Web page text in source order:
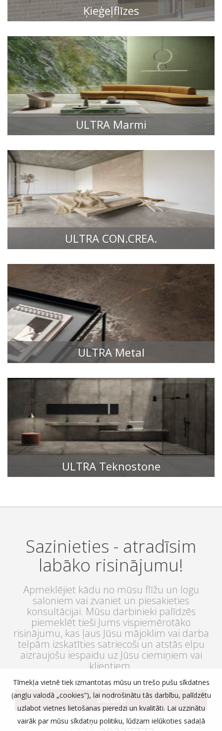
Ķieģeļflīzes
FLĪŽU KOLEKCIJAS
ULTRA Marmi
FLĪŽU KOLEKCIJAS
ULTRA CON.CREA.
FLĪŽU KOLEKCIJAS
ULTRA Metal
FLĪŽU KOLEKCIJAS
ULTRA Teknostone
Sazinieties - atradīsim
labāko risinājumu!
Apmeklējiet kādu no mūsu flīžu un logu
saloniem vai zvaniet un piesakieties
konsultācijai. Mūsu darbinieki palīdzēs
piemeklēt tieši Jums vispiemērotāko
risinājumu, kas ļaus Jūsu mājoklim vai darba
telpām izskatīties satriecoši un atstās elpu
aizraujošu iespaidu uz Jūsu ciemiņiem vai
klientiem.
SALONI
vai zvaniet:
Tīmekļa vietnē tiek izmantotas mūsu un trešo pušu sīkdatnes
(angļu valodā „cookies”), lai nodrošinātu tās darbību, palīdzētu
uzlabot vietnes lietošanas pieredzi un kvalitāti. Lai uzzinātu
vairāk par mūsu sīkdatņu politiku, lūdzam ielūkoties sadaļā